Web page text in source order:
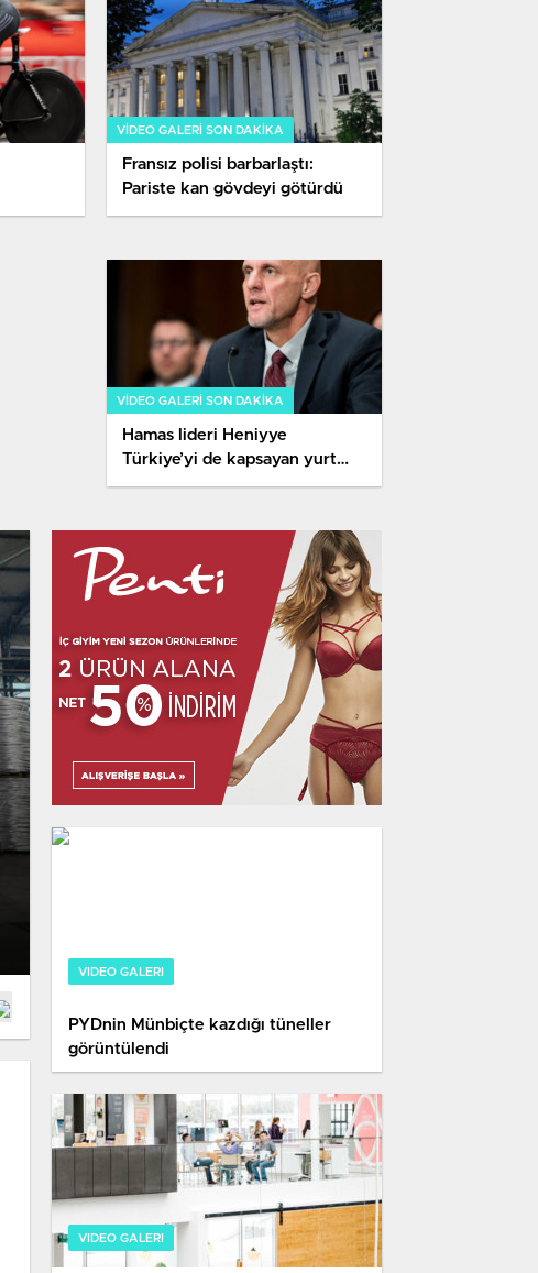
VIDEO GALERI SON DAKİKA
Fransız polisi barbarlaştı:
Pariste kan gövdeyi götürdü
VIDEO GALERI SON DAKİKA
Hamas lideri Heniyye
Türkiye’yi de kapsayan yurt
dışı turuna çıkıyor
VIDEO GALERI
PYDnin Münbiçte kazdığı tüneller
görüntülendi​
VIDEO GALERI